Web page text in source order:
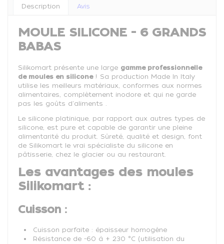
Description Avis
MOULE SILICONE - 6 GRANDS
BABAS
Silikomart présente une large gamme professionnelle
de moules en silicone ! Sa production Made In Italy
utilise les meilleurs matériaux, conformes aux normes
alimentaires, complètement inodore et qui ne garde
pas les goûts d'aliments .
Le silicone platinique, par rapport aux autres types de
silicone, est pure et capable de garantir une pleine
alimentarité du produit. Sûreté, qualité et design, font
de Silikomart le vrai spécialiste du silicone en
pâtisserie, chez le glacier ou au restaurant.
Les avantages des moules
Silikomart :
Cuisson :
Cuisson parfaite : épaisseur homogène
Résistance de -60 à + 230 °C (utilisation du